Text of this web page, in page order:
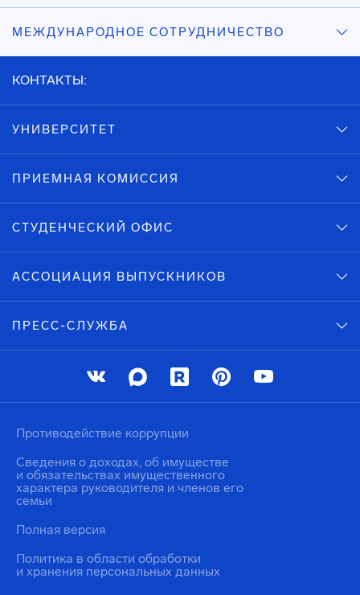
МЕЖДУНАРОДНОЕ СОТРУДНИЧЕСТВО
КОНТАКТЫ:
УНИВЕРСИТЕТ
ПРИЕМНАЯ КОМИССИЯ
СТУДЕНЧЕСКИЙ ОФИС
АССОЦИАЦИЯ ВЫПУСКНИКОВ
ПРЕСС-СЛУЖБА
Политика в области обработки
и хранения персональных данных
Противодействие коррупции
Сведения о доходах, об имуществе
и обязательствах имущественного
характера руководителя и членов его
семьи
Полная версия